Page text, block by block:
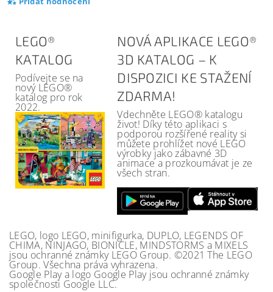
LEGO®
KATALOG
Podívejte se na
nový LEGO®
katalog pro rok
2022.
NOVÁ APLIKACE LEGO®
3D KATALOG – K
DISPOZICI KE STAŽENÍ
ZDARMA!
Vdechněte LEGO® katalogu
život! Díky této aplikaci s
podporou rozšířené reality si
můžete prohlížet nové LEGO
výrobky jako zábavné 3D
animace a prozkoumávat je ze
všech stran.
LEGO, logo LEGO, minifigurka, DUPLO, LEGENDS OF
CHIMA, NINJAGO, BIONICLE, MINDSTORMS a MIXELS
jsou ochranné známky LEGO Group. ©2021 The LEGO
Group. Všechna práva vyhrazena.
Google Play a logo Google Play jsou ochranné známky
společnosti Google LLC.